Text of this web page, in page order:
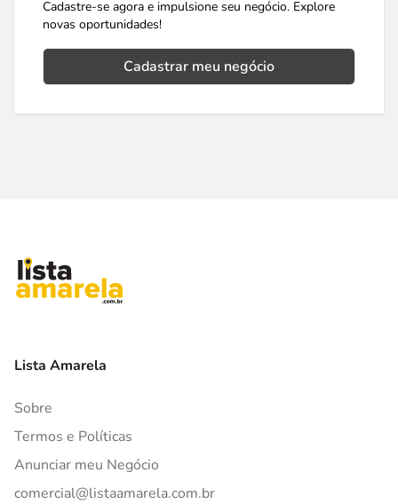
Cadastre-se agora e impulsione seu negócio. Explore
novas oportunidades!
Cadastrar meu negócio
Lista Amarela
Sobre
Termos e Políticas
Anunciar meu Negócio
comercial@listaamarela.com.br